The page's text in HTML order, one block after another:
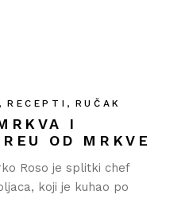
RECEPTI RUČAK
I
OD MRKVE
Roso je splitki chef
koji je kuhao po